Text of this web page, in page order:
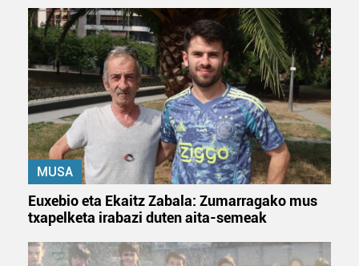
MUSA
Euxebio eta Ekaitz Zabala: Zumarragako mus
txapelketa irabazi duten aita-semeak